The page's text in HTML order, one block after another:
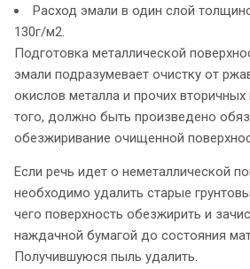
Расход эмали в один слой
130г/м2.
Подготовка металлической
эмали подразумевает очистку от
окислов металла и прочих
того, должно быть произведено
обезжиривание очищенной
Если речь идет о неметаллической
необходимо удалить старые
чего поверхность обезжирить и
наждачной бумагой до состояния
Получившуюся пыль удалить.